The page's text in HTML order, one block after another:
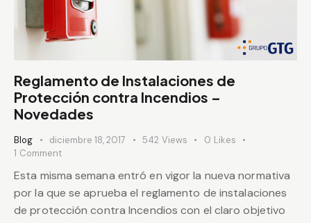
Reglamento de Instalaciones de
Protección contra Incendios –
Novedades
Blog diciembre 18, 2017 542 Views 0 Likes
1 Comment
Esta misma semana entró en vigor la nueva normativa
por la que se aprueba el reglamento de instalaciones
de protección contra Incendios con el claro objetivo